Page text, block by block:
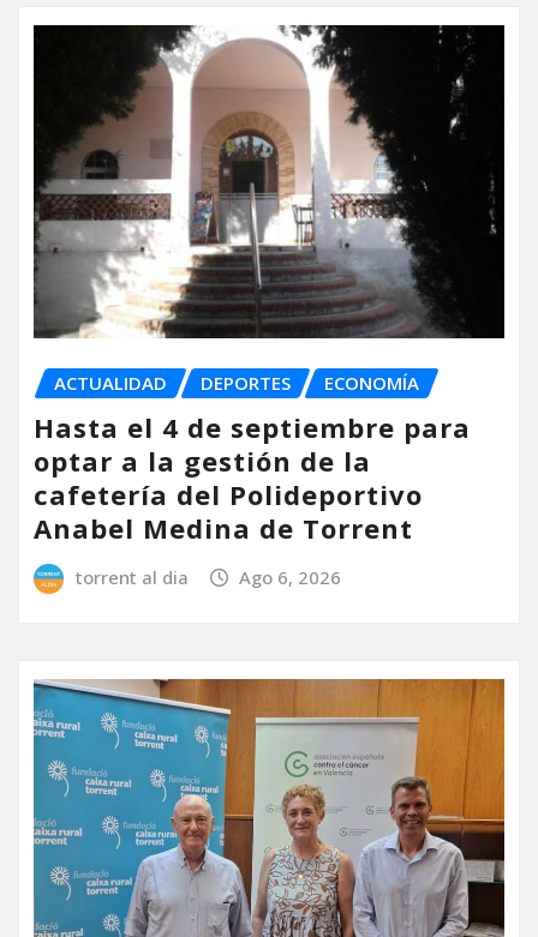
ACTUALIDAD DEPORTES ECONOMÍA
Hasta el 4 de septiembre para
optar a la gestión de la
cafetería del Polideportivo
Anabel Medina de Torrent
torrent al dia Ago 6, 2026